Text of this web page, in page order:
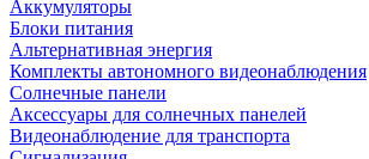
Аккумуляторы
Блоки питания
Альтернативная энергия
Комплекты автономного видеонаблюдения
Солнечные панели
Аксессуары для солнечных панелей
Видеонаблюдение для транспорта